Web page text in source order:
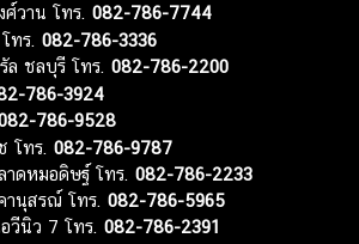
ศ์วาน โทร. 082-786-7744
ทร. 082-786-3336
ล ชลบุรี โทร. 082-786-2200
786-3924
786-9528
โทร. 082-786-9787
าดหมอดิษฐ์ โทร. 082-786-2233
านุสรณ์ โทร. 082-786-5965
วีนิว 7 โทร. 082-786-2391